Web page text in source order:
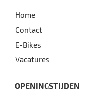
Home
Contact
E-Bikes
Vacatures
OPENINGSTIJDEN